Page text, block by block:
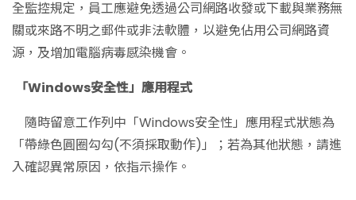
全監控規定，員工應避免透過公司網路收發或下載與業務無
關或來路不明之郵件或非法軟體，以避免佔用公司網路資
源，及增加電腦病毒感染機會。
「Windows安全性」應用程式
隨時留意工作列中「Windows安全性」應用程式狀態為
「帶綠色圓圈勾勾(不須採取動作)」；若為其他狀態，請進
入確認異常原因，依指示操作。